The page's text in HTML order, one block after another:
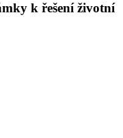
k řešení životní